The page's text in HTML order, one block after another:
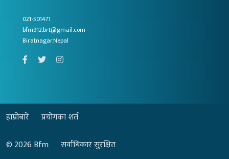
021-501471
bfm912.brt@gmail.com
Biratnagar,Nepal
हाम्रोबारे
प्रयोगका शर्त
© 2026Bfm सर्वाधिकार सुरक्षित